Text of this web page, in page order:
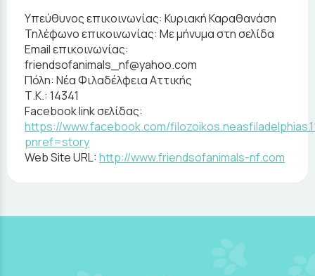
Υπεύθυνος επικοινωνίας: Κυριακή Καραθανάση
Τηλέφωνο επικοινωνίας: Με μήνυμα στη σελίδα
Email επικοινωνίας:
friendsofanimals_nf@yahoo.com
Πόλη: Νέα Φιλαδέλφεια Αττικής
Τ.Κ.: 14341
Facebook link σελίδας:
https://www.facebook.com/
pnref=story
Web Site URL:http://www.friendsofanimals-nf.com